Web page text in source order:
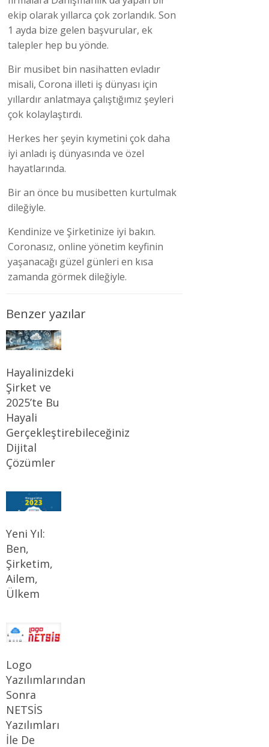
ekip olarak yıllarca çok zorlandık. Son
1 ayda bize gelen başvurular, ek
talepler hep bu yönde.
Bir musibet bin nasihatten evladır
misali, Corona illeti iş dünyası için
yıllardır anlatmaya çalıştığımız şeyleri
çok kolaylaştırdı.
Herkes her şeyin kıymetini çok daha
iyi anladı iş dünyasında ve özel
hayatlarında.
Bir an önce bu musibetten kurtulmak
dileğiyle.
Kendinize ve Şirketinize iyi bakın.
Coronasız, online yönetim keyfinin
yaşanacağı güzel günleri en kısa
zamanda görmek dileğiyle.
Benzer yazılar
Hayalinizdeki
Şirket ve
2025’te Bu
Hayali
Gerçekleştirebileceğiniz
Dijital
Çözümler
Yeni Yıl:
Ben,
Şirketim,
Ailem,
Ülkem
Logo
Yazılımlarından
Sonra
NETSİS
Yazılımları
İle De